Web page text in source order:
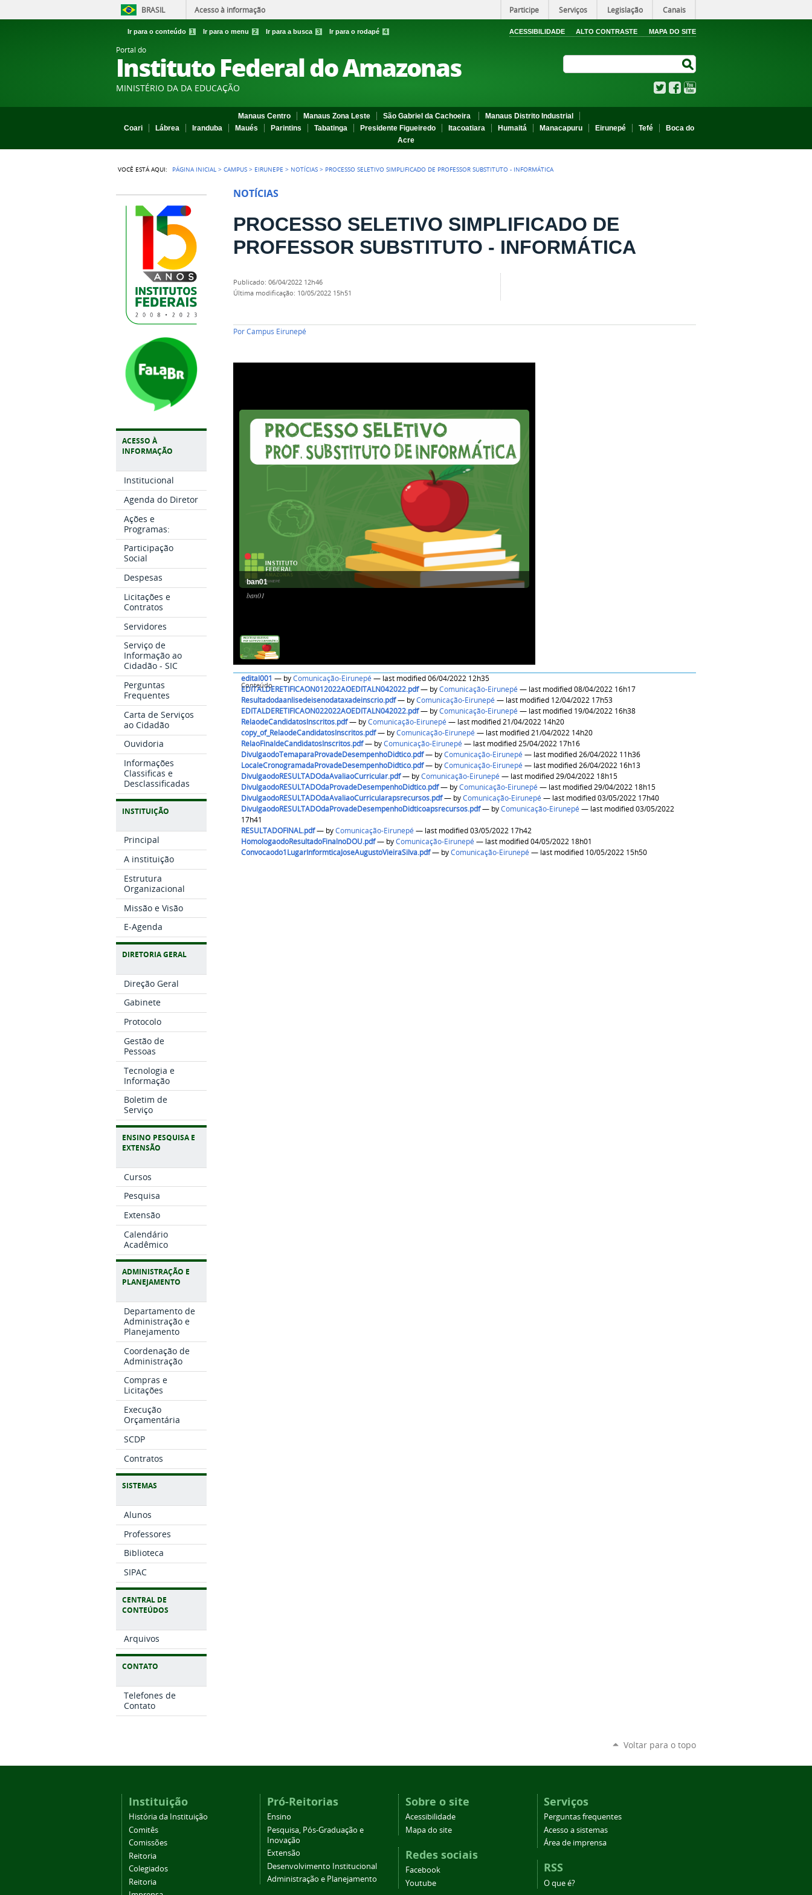
BRASIL Acesso à informação Participe Serviços Legislação Canais
Ir para o conteúdo 1 Ir para o menu 2 Ir para a busca 3 Ir para o rodapé 4 ACESSIBILIDADE ALTO CONTRASTE MAPA DO SITE
Portal do
Instituto Federal do Amazonas
MINISTÉRIO DA DA EDUCAÇÃO TwitterFacebook
Manaus Centro Manaus Zona Leste São Gabriel da Cachoeira
Manaus Distrito Industrial
Coari
Lábrea Iranduba Maués Parintins Tabatinga Presidente Figueiredo Itacoatiara Humaitá Manacapuru Eirunepé Tefé
Boca do
Acre
VOCÊ ESTÁ AQUI: PÁGINA INICIAL >CAMPUS > EIRUNEPE > NOTÍCIAS > PROCESSO SELETIVO SIMPLIFICADO DE PROFESSOR SUBSTITUTO - INFORMÁTICA
ACESSO À
INFORMAÇÃO
Institucional
Agenda do Diretor
Ações e
Programas:
Participação
Social
Despesas
Licitações e
Contratos
Servidores
Serviço de
Informação ao
Cidadão - SIC
Perguntas
Frequentes
Carta de Serviços
ao Cidadão
Ouvidoria
Informações
Classificas e
Desclassificadas
INSTITUIÇÃO
Principal
A instituição
Estrutura
Organizacional
Missão e Visão
E-Agenda
DIRETORIA GERAL
Direção Geral
Gabinete
Protocolo
Gestão de
Pessoas
Tecnologia e
Informação
Boletim de
Serviço
ENSINO PESQUISA E
EXTENSÃO
Cursos
Pesquisa
Extensão
Calendário
Acadêmico
ADMINISTRAÇÃO E
PLANEJAMENTO
Departamento de
Administração e
Planejamento
Coordenação de
Administração
Compras e
Licitações
Execução
Orçamentária
SCDP
Contratos
SISTEMAS
Alunos
Professores
Biblioteca
SIPAC
CENTRAL DE
CONTEÚDOS
Arquivos
CONTATO
Telefones de
Contato
NOTÍCIAS
PROCESSO SELETIVO SIMPLIFICADO DE
PROFESSOR SUBSTITUTO - INFORMÁTICA
publicado:06/04/2022 12h46
última modificação: 10/05/2022 15h51
PorCampus Eirunepé
ban01
ban01
Conteúdo
edital001 — byComunicação-Eirunepé
— last modified 06/04/2022 12h35
EDITALDERETIFICAON012022AOEDITALN042022.pdf— byComunicação-Eirunepé
— last modified 08/04/2022 16h17
Resultadodaanlisedeisenodataxadeinscrio.pdf— byComunicação-Eirunepé
— last modified 12/04/2022 17h53
EDITALDERETIFICAON022022AOEDITALN042022.pdf— byComunicação-Eirunepé
— last modified 19/04/2022 16h38
RelaodeCandidatosInscritos.pdf— byComunicação-Eirunepé
— last modified 21/04/2022 14h20
copy_of_RelaodeCandidatosInscritos.pdf— byComunicação-Eirunepé
— last modified 21/04/2022 14h20
RelaoFinaldeCandidatosInscritos.pdf— byComunicação-Eirunepé
— last modified 25/04/2022 17h16
DivulgaodoTemaparaProvadeDesempenhoDidtico.pdf— byComunicação-Eirunepé
— last modified 26/04/2022 11h36
LocaleCronogramadaProvadeDesempenhoDidtico.pdf— byComunicação-Eirunepé
— last modified 26/04/2022 16h13
DivulgaodoRESULTADOdaAvaliaoCurricular.pdf— byComunicação-Eirunepé
— last modified 29/04/2022 18h15
DivulgaodoRESULTADOdaProvadeDesempenhoDidtico.pdf— byComunicação-Eirunepé
— last modified 29/04/2022 18h15
DivulgaodoRESULTADOdaAvaliaoCurricularapsrecursos.pdf— byComunicação-Eirunepé
— last modified 03/05/2022 17h40
DivulgaodoRESULTADOdaProvadeDesempenhoDidticoapsrecursos.pdf— byComunicação-Eirunepé
17h41
RESULTADOFINAL.pdf— byComunicação-Eirunepé
— last modified 03/05/2022 17h42
HomologaodoResultadoFinalnoDOU.pdf— byComunicação-Eirunepé
— last modified 04/05/2022 18h01
Convocaodo1LugarInformticaJoseAugustoVieiraSilva.pdf— byComunicação-Eirunepé — last modified 10/05/2022 15h50
Voltar para o topo
Instituição
História da Instituição
Comitês
Comissões
Reitoria
Colegiados
Reitoria
Pró-Reitorias
Ensino
Pesquisa, Pós-Graduação e
Inovação
Extensão
Desenvolvimento Institucional
Administração e Planejamento
Sobre o site
Acessibilidade
Mapa do site
Redes sociais
Facebook
Youtube
Serviços
Perguntas frequentes
Acesso a sistemas
Área de imprensa
RSS
O que é?